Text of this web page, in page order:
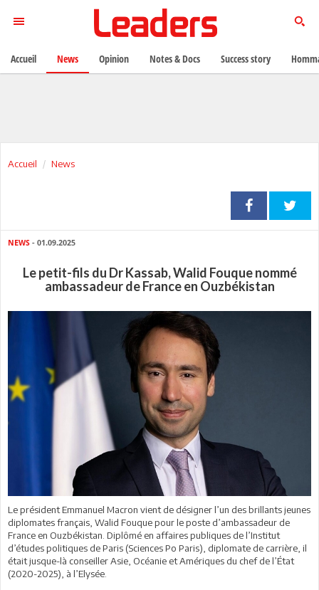
Accueil News
NEWS - 01.09.2025
Le petit-fils du Dr Kassab, Walid Fouque nommé
ambassadeur de France en Ouzbékistan
Le président Emmanuel Macron vient de désigner l’un des brillants jeunes
diplomates français, Walid Fouque pour le poste d’ambassadeur de
France en Ouzbékistan. Diplômé en affaires publiques de l’Institut
d’études politiques de Paris (Sciences Po Paris), diplomate de carrière, il
était jusque-là conseiller Asie, Océanie et Amériques du chef de l’État
(2020-2025), à l’Elysée.
Accueil News Opinion Notes & Docs Success story